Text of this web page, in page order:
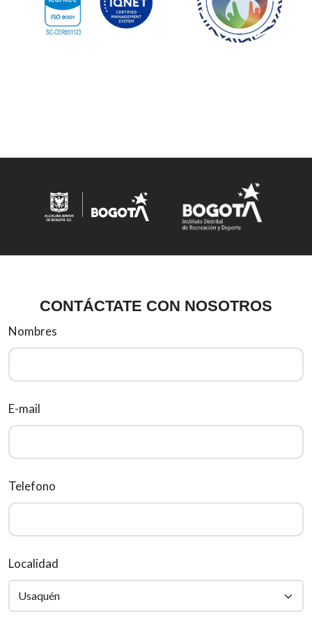
CONTÁCTATE CON NOSOTROS
Nombres
E-mail
Telefono
Localidad